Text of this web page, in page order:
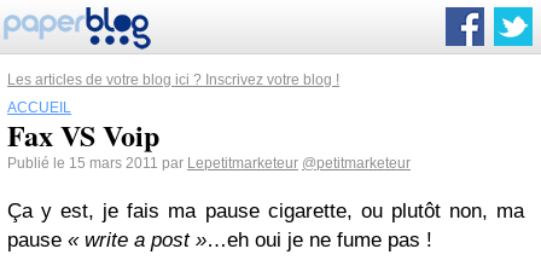
Les articles de votre blog ici ? Inscrivez votre blog !
ACCUEIL
Fax VS Voip
Publié le 15 mars 2011 par Lepetitmarketeur @petitmarketeur
Ça y est, je fais ma pause cigarette, ou plutôt non, ma
pause « write a post »…eh oui je ne fume pas !